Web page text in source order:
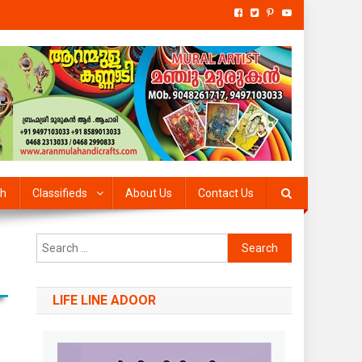
Classifieds About Us Contact Us
Search
for:
LIFE LINE ADOOR